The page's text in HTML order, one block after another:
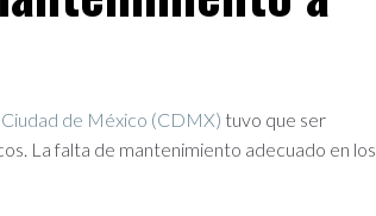
de México (CDMX) tuvo que ser
La falta de mantenimiento adecuado en los